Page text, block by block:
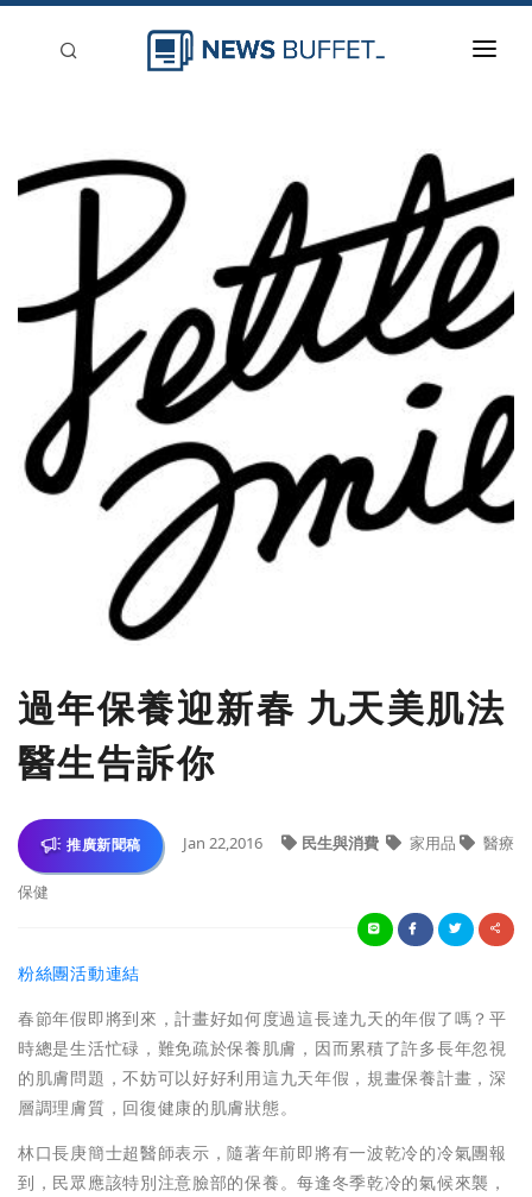
新聞稿分類
登入
刊登
過年保養迎新春 九天美肌法
醫生告訴你
推廣新聞稿 Jan 22,2016 民生與消費 家用品 醫療
保健
粉絲團活動連結
春節年假即將到來，計畫好如何度過這長達九天的年假了嗎？ 平
時總是生活忙碌，難免疏於保養肌膚， 因而累積了許多長年忽視
的肌膚問題，不妨可以好好利用這九天年假，規畫保養計畫，深
層調理膚質， 回復健康的肌膚狀態。
林口長庚簡士超醫師表示，隨著年前即將有一波乾冷的冷氣團報
到， 民眾應該特別注意臉部的保養。每逢冬季乾冷的氣候來襲，